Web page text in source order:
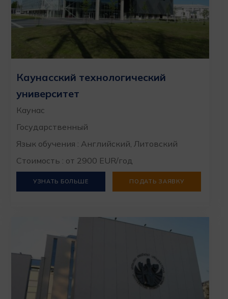
Каунасский технологический
университет
Каунас
Государственный
Язык обучения : Английский, Литовский
Стоимость : от 2900 EUR/год
УЗНАТЬ БОЛЬШЕ ПОДАТЬ ЗАЯВКУ